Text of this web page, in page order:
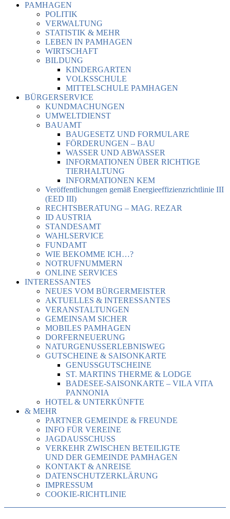
PAMHAGEN
POLITIK
VERWALTUNG
STATISTIK & MEHR
LEBEN IN PAMHAGEN
WIRTSCHAFT
BILDUNG
KINDERGARTEN
VOLKSSCHULE
MITTELSCHULE PAMHAGEN
BÜRGERSERVICE
KUNDMACHUNGEN
UMWELTDIENST
BAUAMT
BAUGESETZ UND FORMULARE
FÖRDERUNGEN – BAU
WASSER UND ABWASSER
INFORMATIONEN ÜBER RICHTIGE
TIERHALTUNG
INFORMATIONEN KEM
Veröffentlichungen gemäß Energieeffizienzrichtlinie III
(EED III)
RECHTSBERATUNG – MAG. REZAR
ID AUSTRIA
STANDESAMT
WAHLSERVICE
FUNDAMT
WIE BEKOMME ICH…?
NOTRUFNUMMERN
ONLINE SERVICES
INTERESSANTES
NEUES VOM BÜRGERMEISTER
AKTUELLES & INTERESSANTES
VERANSTALTUNGEN
GEMEINSAM SICHER
MOBILES PAMHAGEN
DORFERNEUERUNG
NATURGENUSSERLEBNISWEG
GUTSCHEINE & SAISONKARTE
GENUSSGUTSCHEINE
ST. MARTINS THERME & LODGE
BADESEE-SAISONKARTE – VILA VITA
PANNONIA
HOTEL & UNTERKÜNFTE
& MEHR
PARTNER GEMEINDE & FREUNDE
INFO FÜR VEREINE
JAGDAUSSCHUSS
VERKEHR ZWISCHEN BETEILIGTE
UND DER GEMEINDE PAMHAGEN
KONTAKT & ANREISE
DATENSCHUTZERKLÄRUNG
IMPRESSUM
COOKIE-RICHTLINIE